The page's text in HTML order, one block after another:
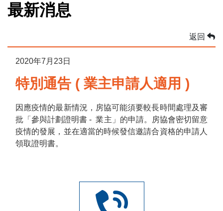
最新消息
返回
2020年7月23日
特別通告 ( 業主申請人適用 )
因應疫情的最新情況，房協可能須要較長時間處理及審
批「參與計劃證明書 - 業主」的申請。房協會密切留意
疫情的發展，並在適當的時候發信邀請合資格的申請人
領取證明書。